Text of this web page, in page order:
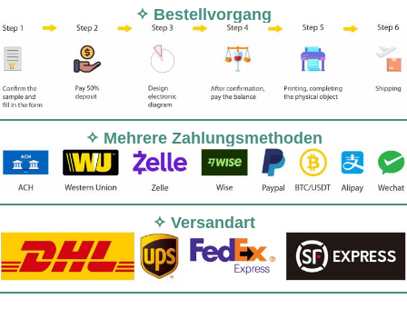
✧ Bestellvorgang
✧ Mehrere Zahlungsmethoden
✧ Versandart